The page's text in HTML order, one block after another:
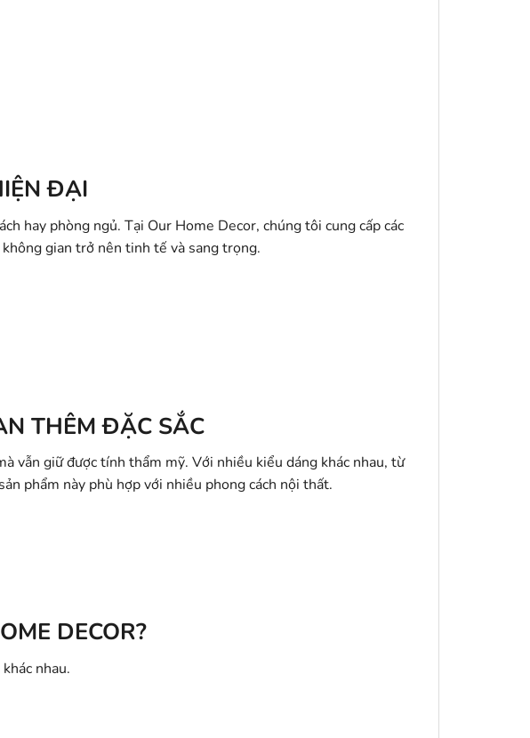
ĐẠI
hay phòng ngủ. Tại Our Home Decor, chúng tôi cung cấp các
không gian trở nên tinh tế và sang trọng.
THÊM ĐẶC SẮC
vẫn giữ được tính thẩm mỹ. Với nhiều kiểu dáng khác nhau, từ
phẩm này phù hợp với nhiều phong cách nội thất.
DECOR?
nhau.